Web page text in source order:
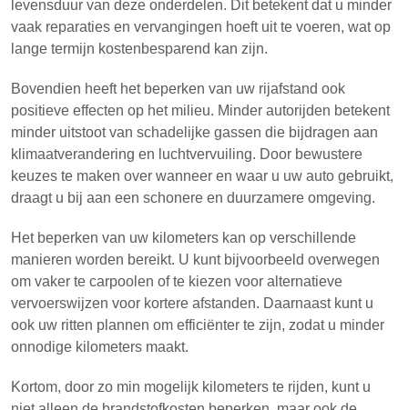
levensduur van deze onderdelen. Dit betekent dat u minder
vaak reparaties en vervangingen hoeft uit te voeren, wat op
lange termijn kostenbesparend kan zijn.
Bovendien heeft het beperken van uw rijafstand ook
positieve effecten op het milieu. Minder autorijden betekent
minder uitstoot van schadelijke gassen die bijdragen aan
klimaatverandering en luchtvervuiling. Door bewustere
keuzes te maken over wanneer en waar u uw auto gebruikt,
draagt u bij aan een schonere en duurzamere omgeving.
Het beperken van uw kilometers kan op verschillende
manieren worden bereikt. U kunt bijvoorbeeld overwegen
om vaker te carpoolen of te kiezen voor alternatieve
vervoerswijzen voor kortere afstanden. Daarnaast kunt u
ook uw ritten plannen om efficiënter te zijn, zodat u minder
onnodige kilometers maakt.
Kortom, door zo min mogelijk kilometers te rijden, kunt u